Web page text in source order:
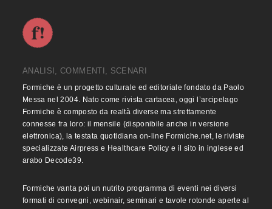
ANALISI, COMMENTI, SCENARI
Formiche è un progetto culturale ed editoriale fondato da Paolo
Messa nel 2004. Nato come rivista cartacea, oggi l’arcipelago
Formiche è composto da realtà diverse ma strettamente
connesse fra loro: il mensile (disponibile anche in versione
elettronica), la testata quotidiana on-line Formiche.net, le riviste
specializzate Airpress e Healthcare Policy e il sito in inglese ed
arabo Decode39.
Formiche vanta poi un nutrito programma di eventi nei diversi
formati di convegni, webinair, seminari e tavole rotonde aperte al